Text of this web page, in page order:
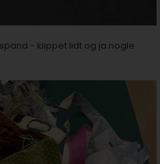
- klippet lidt og ja nogle